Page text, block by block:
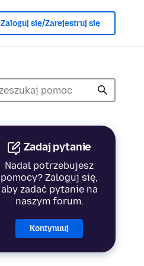
Zaloguj się/Zarejestruj się
Zadaj pytanie
Nadal potrzebujesz
pomocy? Zaloguj się,
aby zadać pytanie na
naszym forum.
Kontynuuj